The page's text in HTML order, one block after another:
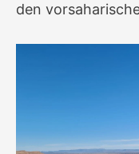
den